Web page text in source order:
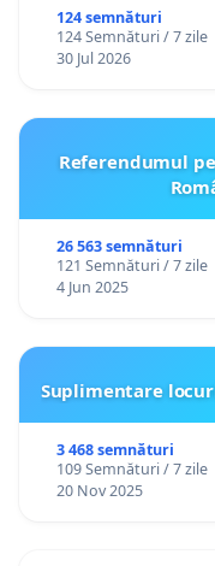
124 semnături
124 Semnături / 7 zile
30 Jul 2026
Referendumul
26 563 semnături
121 Semnături / 7 zile
4 Jun 2025
Suplimentare
3 468 semnături
109 Semnături / 7 zile
20 Nov 2025